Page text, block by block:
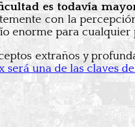
es todavía
con la
enorme para cualquier
extraños y
una de las claves